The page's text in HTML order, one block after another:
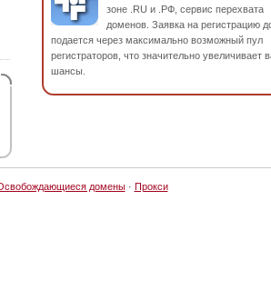
зоне .RU и .РФ, сервис перехвата
доменов. Заявка на регистрацию
подается через максимально возможный пул
регистраторов, что значительно увеличивает
шансы.
домены· Прокси